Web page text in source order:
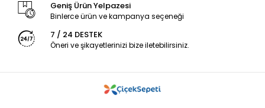
Geniş Ürün Yelpazesi
Binlerce ürün ve kampanya seçeneği
7 / 24 DESTEK
Öneri ve şikayetlerinizi bize iletebilirsiniz.